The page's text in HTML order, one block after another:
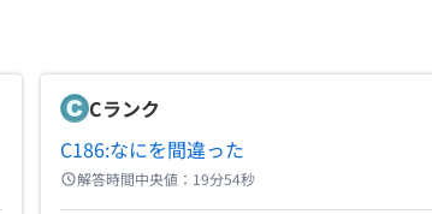
Cランク
C186:なにを間違った
解答時間中央値： 19分54秒